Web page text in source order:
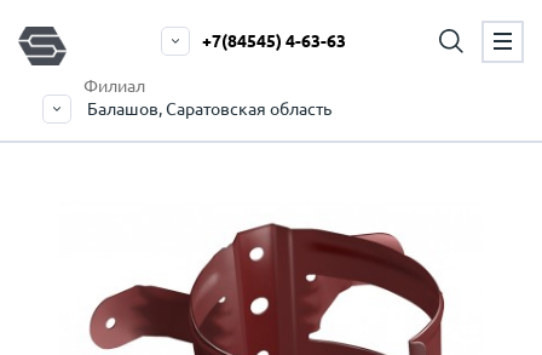
Филиал
Балашов, Саратовская область
+7(84545) 4-63-63